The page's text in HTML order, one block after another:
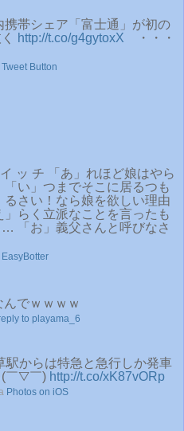
携帯シェア「富士通」が初の
http://t.co/g4gytoxX ・・・
Tweet Button
ッ チ 「あ」れほど娘はやら
「い」つまでそこに居るつも
るさい！なら娘を欲しい理由
」らく立派なことを言ったも
「お」義父さんと呼びなさ
EasyBotter
んでｗｗｗｗ
to playama_6
駅からは特急と急行しか発車
(￣▽￣) http://t.co/xK87vORp
Photos on iOS